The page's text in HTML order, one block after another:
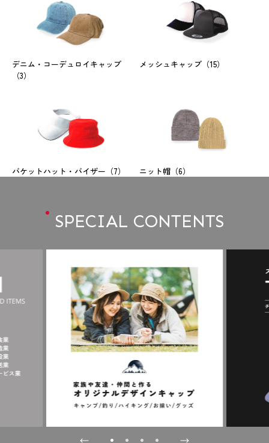
デニム・コーデュロイキャップ
（3）
メッシュキャップ（15）
バケットハット・バイザー （7） ニット帽（6）
SPECIAL CONTENTS